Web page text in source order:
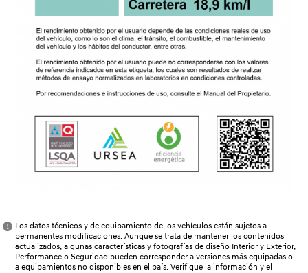
Los datos técnicos y de equipamiento de los vehículos están sujetos a
permanentes modificaciones. Aunque se trata de mantener los contenidos
actualizados, algunas características y fotografías de diseño Interior y Exterior,
Performance o Seguridad pueden corresponder a versiones más equipadas o
a equipamientos no disponibles en el país. Verifique la información y el